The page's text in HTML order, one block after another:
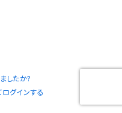
したか?
グインする